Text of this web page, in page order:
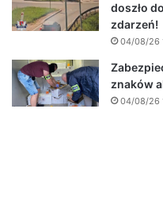
doszło
zdarzeń!
04/08/26
znaków
04/08/26